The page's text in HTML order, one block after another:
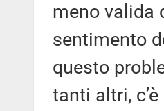
meno valida
sentimento
questo
tanti altri,